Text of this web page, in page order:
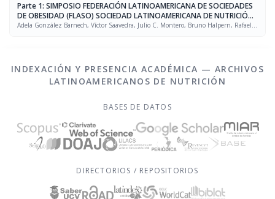
Parte 1: SIMPOSIO FEDERACIÓN LATINOAMERICANA DE SOCIEDADES
DE OBESIDAD (FLASO) SOCIEDAD LATINOAMERICANA DE NUTRICIÓN
(SLAN)
Adela González Barnech, Víctor Saavedra, Julio C. Montero, Bruno Halpern, Rafael
INDEXACIÓN Y PRESENCIA ACADÉMICA — ARCHIVOS
LATINOAMERICANOS DE NUTRICIÓN
BASES DE DATOS
DIRECTORIOS / REPOSITORIOS